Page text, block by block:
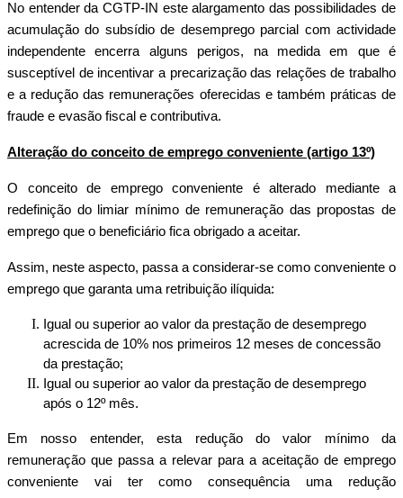
No entender da CGTP-IN este alargamento das possibilidades de
acumulação do subsídio de desemprego parcial com actividade
independente encerra alguns perigos, na medida em que é
susceptível de incentivar a precarização das relações de trabalho
e a redução das remunerações oferecidas e também práticas de
fraude e evasão fiscal e contributiva.
Alteração do conceito de emprego conveniente (artigo 13º)
O conceito de emprego conveniente é alterado mediante a
redefinição do limiar mínimo de remuneração das propostas de
emprego que o beneficiário fica obrigado a aceitar.
Assim, neste aspecto, passa a considerar-se como conveniente o
emprego que garanta uma retribuição ilíquida:
Igual ou superior ao valor da prestação de desemprego
acrescida de 10% nos primeiros 12 meses de concessão
da prestação;
Igual ou superior ao valor da prestação de desemprego
após o 12º mês.
Em nosso entender, esta redução do valor mínimo da
remuneração que passa a relevar para a aceitação de emprego
conveniente vai ter como consequência uma redução